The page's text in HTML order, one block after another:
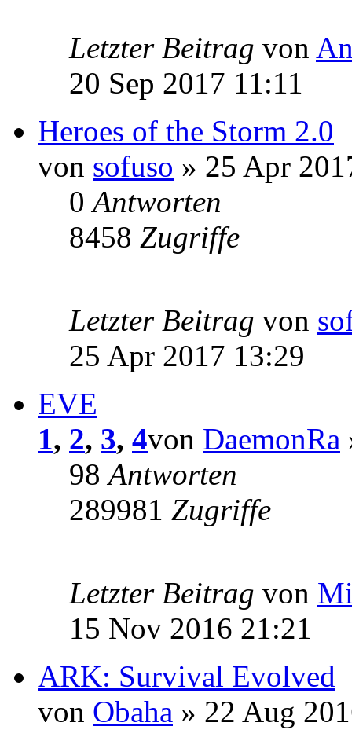
Letzter Beitrag von
20 Sep 2017 11:11
Heroes of the Storm 2.0
von sofuso » 25 Apr
0Antworten
8458 Zugriffe
Letzter Beitrag von
25 Apr 2017 13:29
EVE
1, 2, 3, 4von DaemonRa
98Antworten
289981 Zugriffe
Letzter Beitrag von
15 Nov 2016 21:21
ARK: Survival Evolved
von Obaha » 22 Aug